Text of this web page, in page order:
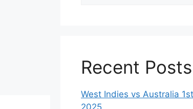
Recent Posts
West Indies vs Australia
2025